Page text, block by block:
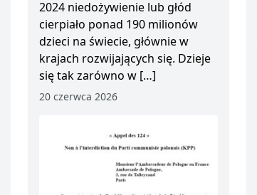
2024 niedożywienie lub głód
cierpiało ponad 190 milionów
dzieci na świecie, głównie w
krajach rozwijających się. Dzieje
się tak zarówno w […]
20 czerwca 2026